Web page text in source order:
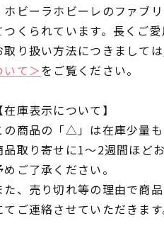
ホビーラホビーレのファブ
つくられています。長くご
取り扱い方法につきましては
いて＞をご覧ください。
【在庫表示について】
の商品の「△」は在庫少量も
品取り寄せに1～2週間ほど
めご了承ください。
た、売り切れ等の理由で商
てご連絡させていただきます